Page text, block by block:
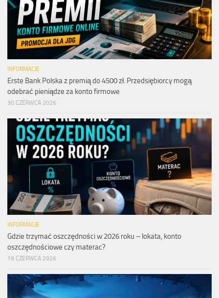
INFORMACJE
Erste Bank Polska z premią do 4500 zł. Przedsiębiorcy mogą
odebrać pieniądze za konto firmowe
30 CZERWCA 2026
INFORMACJE
Gdzie trzymać oszczędności w 2026 roku – lokata, konto
oszczędnościowe czy materac?
19 CZERWCA 2026